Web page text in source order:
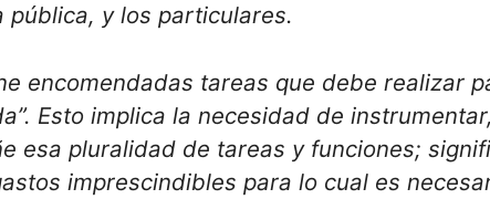
pública, y los particulares.
encomendadas tareas que debe realizar
Esto implica la necesidad de
esa pluralidad de tareas y funciones;
imprescindibles para lo cual es